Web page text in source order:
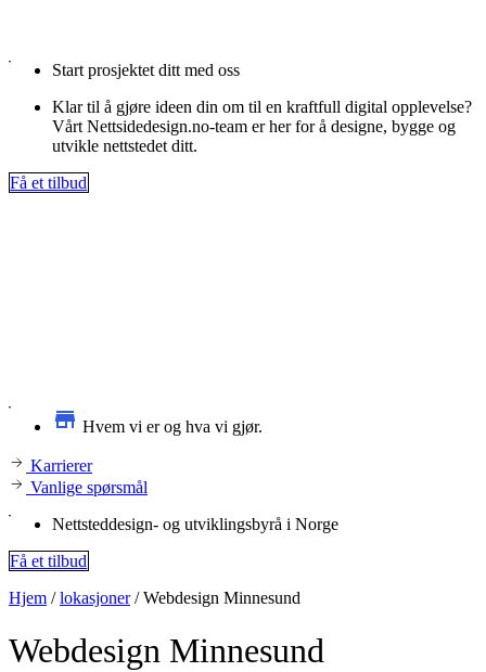
Start prosjektet ditt med oss
Klar til å gjøre ideen din om til en kraftfull digital opplevelse?
Vårt Nettsidedesign.no-team er her for å designe, bygge og
utvikle nettstedet ditt.
Få et tilbud
Hvem vi er og hva vi gjør.
Karrierer
Vanlige spørsmål
Nettsteddesign- og utviklingsbyrå i Norge
Få et tilbud
Hjem /lokasjoner/Webdesign Minnesund
Webdesign Minnesund